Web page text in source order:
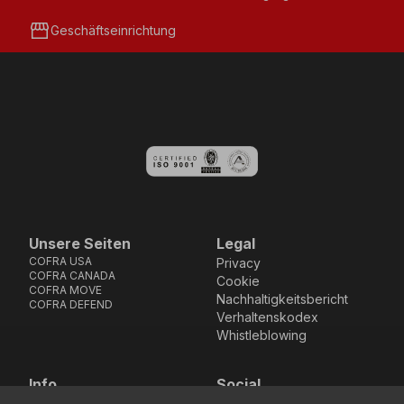
storefrontGeschäftseinrichtung
Unsere Seiten
COFRA USA
COFRA CANADA
COFRA MOVE
COFRA DEFEND
Legal
Privacy
Cookie
Nachhaltigkeitsbericht
Verhaltenskodex
Whistleblowing
Info
Social